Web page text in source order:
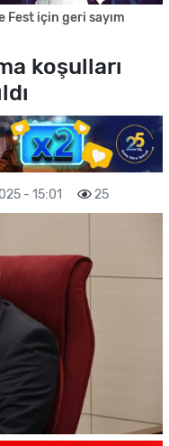
Fest için geri sayım
koşulları
- 15:01 25